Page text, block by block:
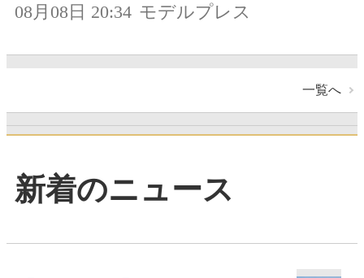
08月08日 20:34 モデルプレス
一覧へ
新着のニュース